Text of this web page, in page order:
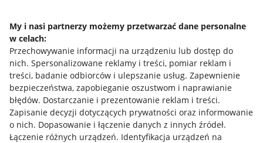
My i nasi partnerzy możemy przetwarzać dane personalne
w celach:
Przechowywanie informacji na urządzeniu lub dostęp do
nich. Spersonalizowane reklamy i treści, pomiar reklam i
treści, badanie odbiorców i ulepszanie usług. Zapewnienie
bezpieczeństwa, zapobieganie oszustwom i naprawianie
błędów. Dostarczanie i prezentowanie reklam i treści.
Zapisanie decyzji dotyczących prywatności oraz informowanie
o nich. Dopasowanie i łączenie danych z innych źródeł.
Łączenie różnych urządzeń. Identyfikacja urządzeń na
Allegro Gadane dla sprzedających
Allegro Gadane dla kupujących
Mapa miejscowości
Informacje prawne
Regulamin